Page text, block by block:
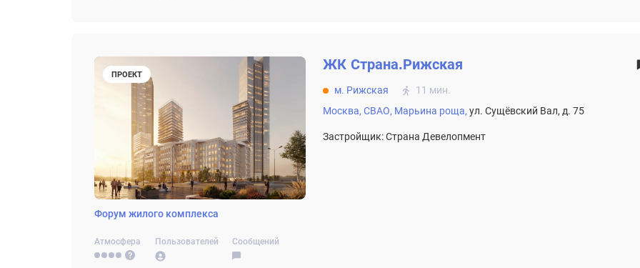
ПРОЕКТ
Форум жилого комплекса
Атмосфера Пользователей Сообщений
ЖК Страна.Рижская
м. Рижская
11 мин.
Москва, СВАО, Марьина роща, ул. Сущёвский Вал, д. 75
Застройщик: Страна Девелопмент